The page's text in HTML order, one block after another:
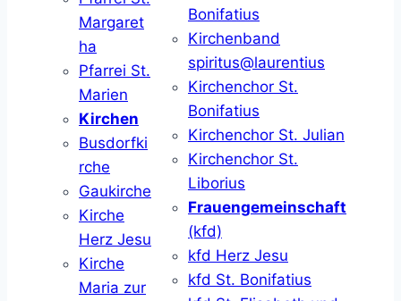
Margaret
ha
Pfarrei St.
Marien
Kirchen
Busdorfki
rche
Gaukirche
Kirche
Herz Jesu
Kirche
Maria zur
Bonifatius
Kirchenband
spiritus@laurentius
Kirchenchor St.
Bonifatius
Kirchenchor St. Julian
Kirchenchor St.
Liborius
Frauengemeinschaft
(kfd)
kfd Herz Jesu
kfd St. Bonifatius